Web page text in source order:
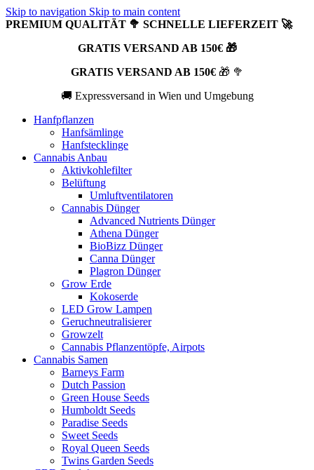
Skip to navigation Skip to main content
PREMIUM QUALITÄT 🥦 SCHNELLE LIEFERZEIT 🚀
GRATIS VERSAND AB 150€ 🎁
GRATIS VERSAND AB 150€🎁 🥦
🚚 Expressversand in Wien und Umgebung
Hanfpflanzen
Hanfsämlinge
Hanfstecklinge
Cannabis Anbau
Aktivkohlefilter
Belüftung
Umluftventilatoren
Cannabis Dünger
Advanced Nutrients Dünger
Athena Dünger
BioBizz Dünger
Canna Dünger
Plagron Dünger
Grow Erde
Kokoserde
LED Grow Lampen
Geruchneutralisierer
Growzelt
Cannabis Pflanzentöpfe, Airpots
Cannabis Samen
Barneys Farm
Dutch Passion
Green House Seeds
Humboldt Seeds
Paradise Seeds
Sweet Seeds
Royal Queen Seeds
Twins Garden Seeds